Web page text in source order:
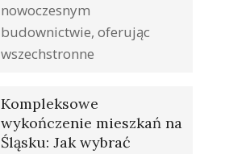
nowoczesnym
budownictwie, oferując
wszechstronne
Kompleksowe
wykończenie mieszkań na
Śląsku: Jak wybrać